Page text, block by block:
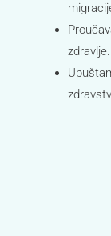
zdravlje.